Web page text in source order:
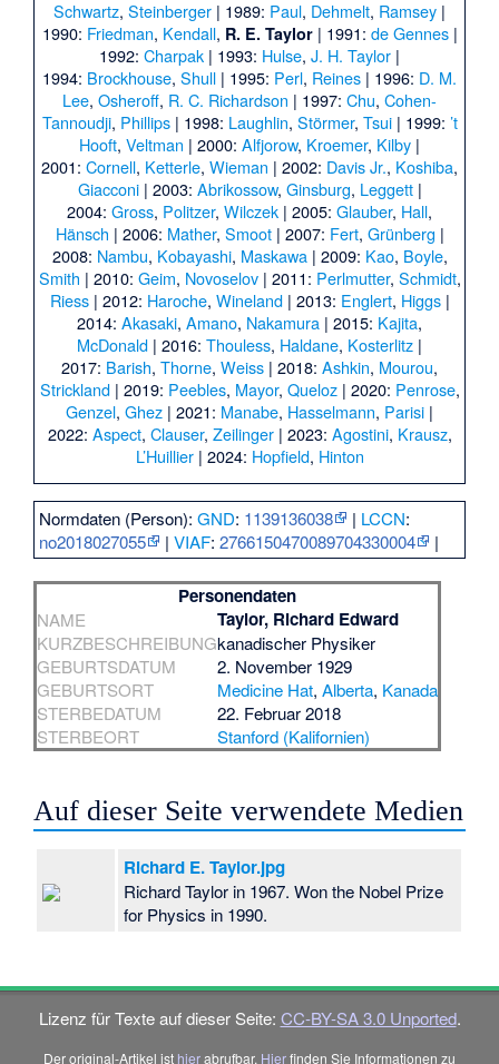
Schwartz, Steinberger | 1989: Paul, Dehmelt, Ramsey |
1990: Friedman, Kendall, R. E. Taylor| 1991: de Gennes|
1992: Charpak | 1993: Hulse, J. H. Taylor |
1994: Brockhouse, Shull | 1995: Perl, Reines | 1996: D. M.
Lee, Osheroff, R. C. Richardson | 1997: Chu, Cohen-
Tannoudji, Phillips| 1998: Laughlin, Störmer, Tsui| 1999: ’t
Hooft, Veltman | 2000: Alfjorow, Kroemer, Kilby |
2001: Cornell, Ketterle, Wieman | 2002: Davis Jr., Koshiba,
Giacconi| 2003: Abrikossow, Ginsburg, Leggett|
2004: Gross, Politzer, Wilczek | 2005: Glauber, Hall,
Hänsch | 2006: Mather, Smoot| 2007: Fert, Grünberg |
2008: Nambu, Kobayashi, Maskawa| 2009: Kao, Boyle,
Smith | 2010: Geim, Novoselov| 2011: Perlmutter, Schmidt,
Riess| 2012: Haroche, Wineland| 2013: Englert, Higgs|
2014: Akasaki, Amano, Nakamura | 2015: Kajita,
McDonald | 2016: Thouless, Haldane, Kosterlitz |
2017: Barish, Thorne, Weiss | 2018: Ashkin, Mourou,
Strickland| 2019: Peebles, Mayor, Queloz| 2020: Penrose,
Genzel, Ghez | 2021: Manabe, Hasselmann, Parisi |
2022: Aspect, Clauser, Zeilinger| 2023: Agostini, Krausz,
L’Huillier| 2024: Hopfield, Hinton
Normdaten (Person):GND: 1139136038 | LCCN:
no2018027055
|VIAF:2766150470089704330004 |
Personendaten
NAME Taylor, Richard Edward
KURZBESCHREIBUNGkanadischer Physiker
GEBURTSDATUM
2. November 1929
GEBURTSORT
Medicine Hat,Alberta, Kanada
STERBEDATUM
22. Februar 2018
STERBEORT
Stanford (Kalifornien)
Auf dieser Seite verwendete Medien
Richard E. Taylor.jpg
Richard Taylor in 1967. Won the Nobel Prize
for Physics in 1990.
Lizenz für Texte auf dieser Seite: CC-BY-SA 3.0 Unported.
Der original-Artikel ist hierabrufbar. Hierfinden Sie Informationen zu